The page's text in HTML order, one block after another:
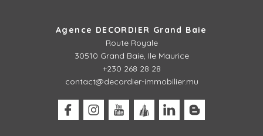
Agence DECORDIER Grand Baie
Route Royale
30510 Grand Baie, Ile Maurice
+230 268 28 28
contact@decordier-immobilier.mu